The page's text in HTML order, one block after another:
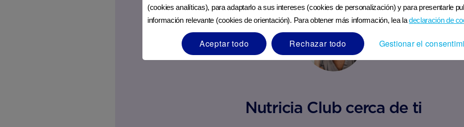
Nutricia Club cerca de ti
(cookies analíticas), para adaptarlo a sus intereses (cookies de personalización) y para presentarle
información relevante (cookies de orientación). Para obtener más información, lea ladeclaración de
Aceptar todo Rechazar todo Gestionar el